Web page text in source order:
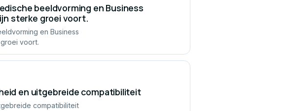
beeldvorming en Business
sterke groei voort.
en Business
voort.
en uitgebreide compatibiliteit
compatibiliteit